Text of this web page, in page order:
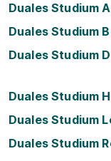
Duales Studium
Duales Studium
Duales Studium
Duales Studium
Duales Studium
Duales Studium